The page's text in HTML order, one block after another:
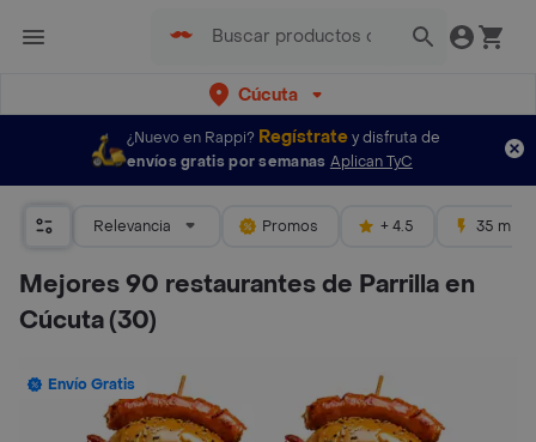
Cúcuta
¿Nuevo en Rappi? Regístratey disfruta de
envíos gratis por semanas Aplican TyC
Relevancia Promos + 4.5 35 mins
Mejores 90 restaurantes de Parrilla en
Cúcuta(30)
Envío Gratis